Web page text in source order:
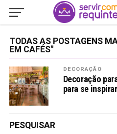
TODAS AS POSTAGENS
EM CAFÉS"
DECORAÇÃO
Decoração
para se inspirar
PESQUISAR